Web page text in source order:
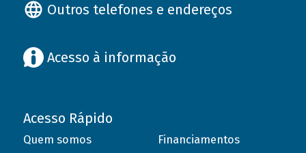
Outros telefones e endereços
Acesso à informação
Acesso Rápido
Quem somos
Financiamentos